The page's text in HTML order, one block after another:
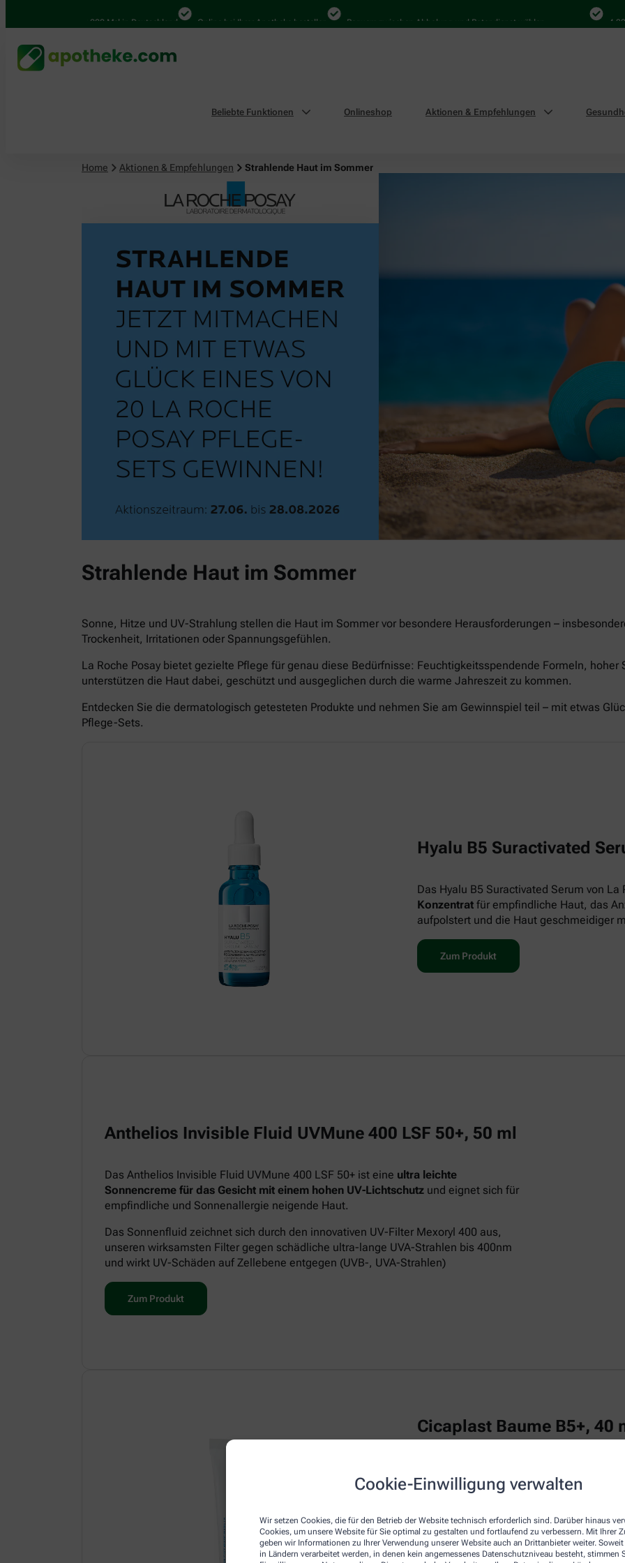
Cookie-Einwilligung verwalten
Wir setzen Cookies, die für den Betrieb der Website technisch erforderlich sind. Darüber hinaus
Cookies, um unsere Website für Sie optimal zu gestalten und fortlaufend zu verbessern. Mit Ihrer
geben wir Informationen zu Ihrer Verwendung unserer Website auch an Drittanbieter weiter. Soweit
in Ländern verarbeitet werden, in denen kein angemessenes Datenschutzniveau besteht, stimmen
4.000 Mal in Deutschland Online bei Ihrer Apotheke bestellen Bequem zwischen Abholung und Botendienst wählen 4.000 Mal
Beliebte Funktionen Onlineshop Aktionen & Empfehlungen
Home Aktionen & Empfehlungen Strahlende Haut im Sommer
Strahlende Haut im Sommer
Sonne, Hitze und UV-Strahlung stellen die Haut im Sommer vor besondere Herausforderungen –
Trockenheit, Irritationen oder Spannungsgefühlen.
La Roche Posay bietet gezielte Pflege für genau diese Bedürfnisse: Feuchtigkeitsspendende Formeln,
unterstützen die Haut dabei, geschützt und ausgeglichen durch die warme Jahreszeit zu kommen.
Entdecken Sie die dermatologisch getesteten Produkte und nehmen Sie am Gewinnspiel teil – mit etwas
Pflege-Sets.
Hyalu B5 Suractivated
Das Hyalu B5 Suractivated Serum von La
Konzentrat für empfindliche Haut, das
aufpolstert und die Haut geschmeidiger
Zum Produkt
Anthelios Invisible Fluid UVMune 400 LSF 50+, 50 ml
Das Anthelios Invisible Fluid UVMune 400 LSF 50+ ist eine ultra leichte
Sonnencreme für das Gesicht mit einem hohen UV-Lichtschutz und eignet sich für
empfindliche und Sonnenallergie neigende Haut.
Das Sonnenfluid zeichnet sich durch den innovativen UV-Filter Mexoryl 400 aus,
unseren wirksamsten Filter gegen schädliche ultra-lange UVA-Strahlen bis 400nm
und wirkt UV-Schäden auf Zellebene entgegen (UVB-, UVA-Strahlen)
Zum Produkt
Cicaplast Baume B5+, 40
La Roche Posay CICAPLAST Baume
irritierte Haut.Das reparierende Balsam
Die Creme zeichnet sich durch eine
empfindliche Haut am Körper, Gesicht
Dexpanthenol bezeichnet, wirkt